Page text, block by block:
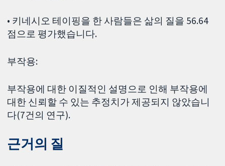
• 키네시오 테이핑을 한 사람들은 삶의 질을 56.64
점으로 평가했습니다.
부작용:
부작용에 대한 이질적인 설명으로 인해 부작용에
대한 신뢰할 수 있는 추정치가 제공되지 않았습니
다(7건의 연구).
근거의 질